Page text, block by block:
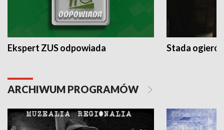
Ekspert ZUS odpowiada Stada
ARCHIWUM PROGRAMÓW